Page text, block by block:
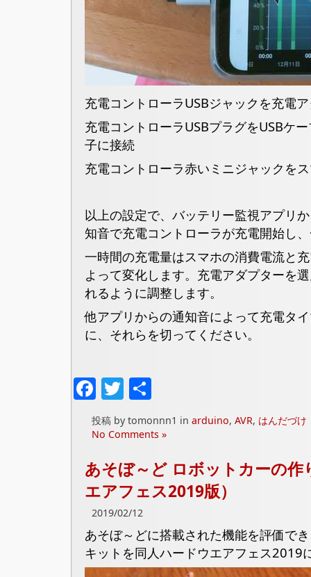
充電コントローラUSBジャックを充電
充電コントローラUSBプラグをUSBケ
子に接続
充電コントローラ赤いミニジャックを
以上の設定で、バッテリー監視アプリ
知音で充電コントローラが充電開始し
一時間の充電量はスマホの消費電流と
よって変化します。充電アダプターを
れるように調整します。
他アプリからの通知音によって充電タ
に、それらを切ってください。
Facebook
Twitter
共
有
投稿 by tomonnn1 in arduino, AVR, はんだづけ
No Comments »
あそぼ～ど ロボットカーの
エアフェス2019版）
2019/02/12
あそぼ～どに搭載された機能を評価で
キットを同人ハードウエアフェス2019